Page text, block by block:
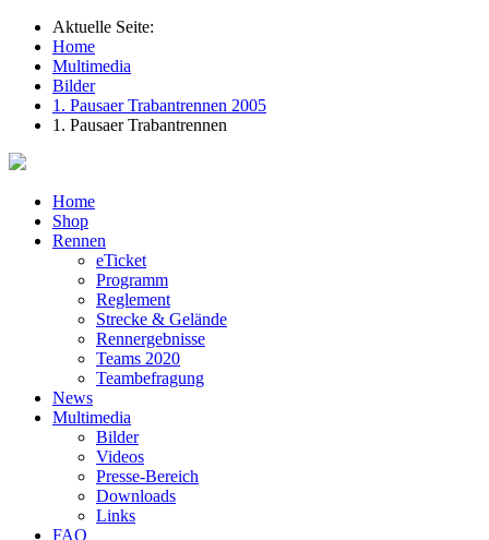
Aktuelle Seite:
Home
Multimedia
Bilder
1. Pausaer Trabantrennen 2005
1. Pausaer Trabantrennen
Home
Shop
Rennen
eTicket
Programm
Reglement
Strecke & Gelände
Rennergebnisse
Teams 2020
Teambefragung
News
Multimedia
Bilder
Videos
Presse-Bereich
Downloads
Links
FAQ